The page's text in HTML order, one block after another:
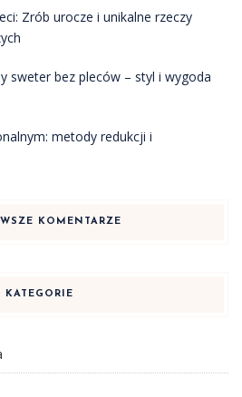
Zrób urocze i unikalne rzeczy
sweter bez pleców – styl i wygoda
metody redukcji i
KOMENTARZE
KATEGORIE